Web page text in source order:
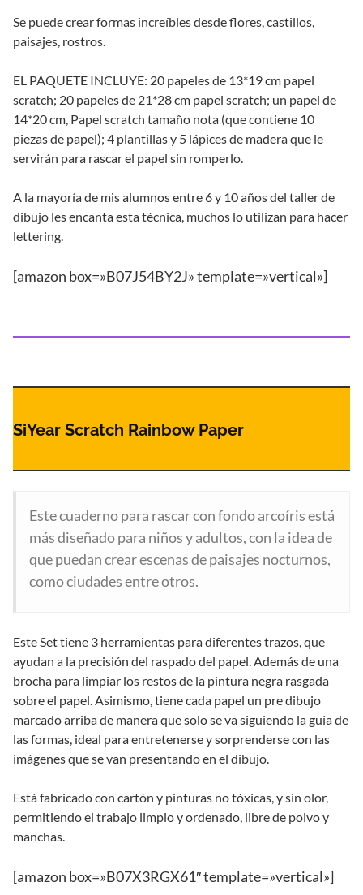
Se puede crear formas increíbles desde flores, castillos,
paisajes, rostros.
EL PAQUETE INCLUYE: 20 papeles de 13*19 cm papel
scratch; 20 papeles de 21*28 cm papel scratch; un papel de
14*20 cm, Papel scratch tamaño nota (que contiene 10
piezas de papel); 4 plantillas y 5 lápices de madera que le
servirán para rascar el papel sin romperlo.
A la mayoría de mis alumnos entre 6 y 10 años del taller de
dibujo les encanta esta técnica, muchos lo utilizan para hacer
lettering.
[amazon box=»B07J54BY2J» template=»vertical»]
SiYear Scratch Rainbow Paper
Este cuaderno para rascar con fondo arcoíris está
más diseñado para niños y adultos, con la idea de
que puedan crear escenas de paisajes nocturnos,
como ciudades entre otros.
Este Set tiene 3 herramientas para diferentes trazos, que
ayudan a la precisión del raspado del papel. Además de una
brocha para limpiar los restos de la pintura negra rasgada
sobre el papel. Asimismo, tiene cada papel un pre dibujo
marcado arriba de manera que solo se va siguiendo la guía de
las formas, ideal para entretenerse y sorprenderse con las
imágenes que se van presentando en el dibujo.
Está fabricado con cartón y pinturas no tóxicas, y sin olor,
permitiendo el trabajo limpio y ordenado, libre de polvo y
manchas.
[amazon box=»B07X3RGX61″ template=»vertical»]